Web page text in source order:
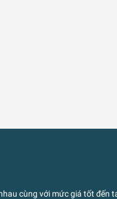
cùng với mức giá tốt đến